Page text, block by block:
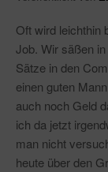
Oft wird leichthin
Job. Wir säßen
Sätze in den
einen guten
auch noch Geld
ich da jetzt
man nicht
heute über den